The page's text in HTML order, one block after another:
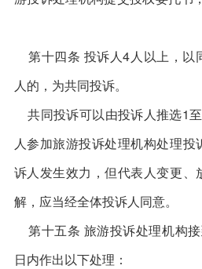
第十四条 投诉人4人以上，以
人的，为共同投诉。
共同投诉可以由投诉人推选1
人参加旅游投诉处理机构处理
诉人发生效力，但代表人变更、
解，应当经全体投诉人同
第十五条 旅游投诉处理机构
日内作出以下处理：